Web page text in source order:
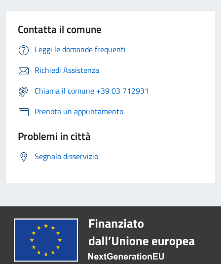
Contatta il comune
Leggi le domande frequenti
Richiedi Assistenza
Chiama il comune +39 03 712931
Prenota un appuntamento
Problemi in città
Segnala disservizio